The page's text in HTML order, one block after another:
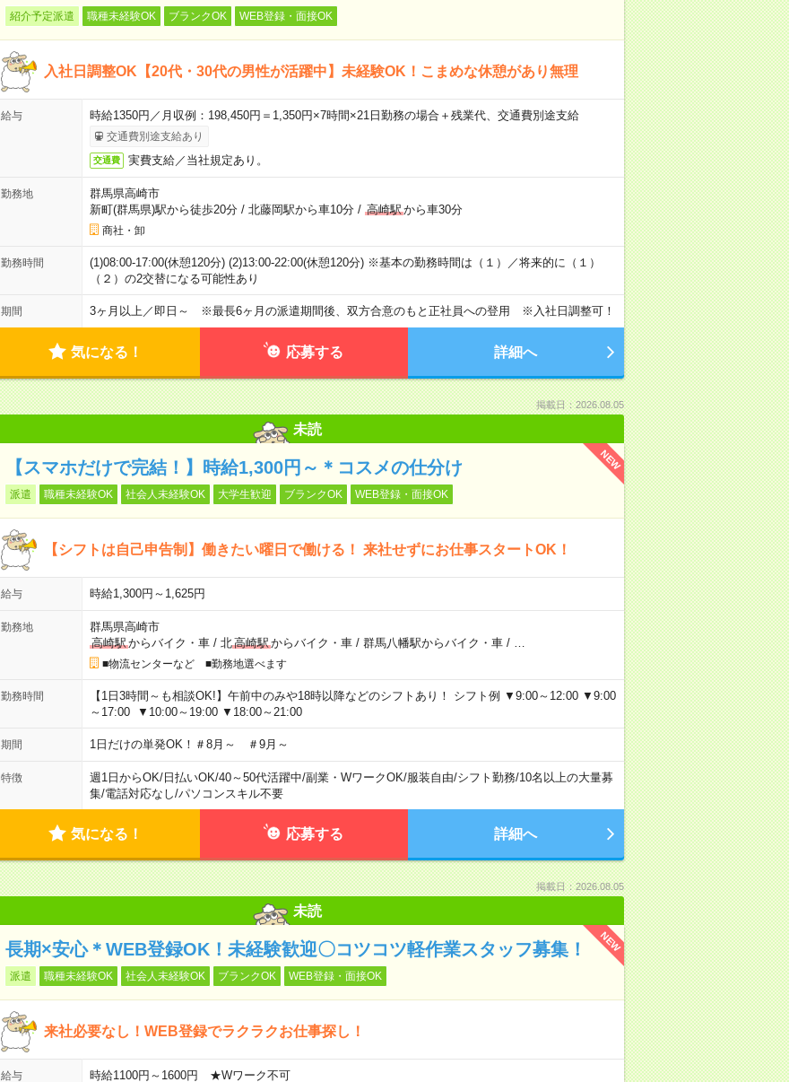
紹介予定派遣 職種未経験OK ブランクOK WEB登録・面接OK
入社日調整OK【20代・30代の男性が活躍中】未経験OK！こまめな休憩があり無理
給与 時給1350円／月収例：198,450円＝1,350円×7時間×21日勤務の場合＋残業代、交通費別途支給
交通費別途支給あり
交通費 実費支給／当社規定あり。
勤務地
群馬県高崎市
新町(群馬県)駅から徒歩20分/ 北藤岡駅から車10分/ 高崎駅から車30分
商社・卸
勤務時間
(1)08:00-17:00(休憩120分) (2)13:00-22:00(休憩120分) ※基本の勤務時間は（１）／将来的に（１）
（２）の2交替になる可能性あり
期間 3ヶ月以上／即日～ ※最長6ヶ月の派遣期間後、双方合意のもと正社員への登用 ※入社日調整可！
気になる！ 応募する 詳細へ
掲載日：2026.08.05
未読
NEW
【スマホだけで完結！】時給1,300円～＊コスメの仕分け
派遣 職種未経験OK 社会人未経験OK 大学生歓迎 ブランクOK WEB登録・面接OK
【シフトは自己申告制】働きたい曜日で働ける！ 来社せずにお仕事スタートOK！
給与 時給1,300円～1,625円
勤務地
群馬県高崎市
高崎駅からバイク・車/ 北高崎駅からバイク・車/ 群馬八幡駅からバイク・車/
■物流センターなど ■勤務地選べます
勤務時間
【1日3時間～も相談OK!】午前中のみや18時以降などのシフトあり！ シフト例 ▼9:00～12:00 ▼9:00
～17:00 ▼10:00～19:00 ▼18:00～21:00
期間 1日だけの単発OK！＃8月～ ＃9月～
特徴 週1日からOK/日払いOK/40～50代活躍中/副業・WワークOK/服装自由/シフト勤務/10名以上の大量募
集/電話対応なし/パソコンスキル不要
気になる！ 応募する 詳細へ
掲載日：2026.08.05
未読
NEW
長期×安心＊WEB登録OK！未経験歓迎〇コツコツ軽作業スタッフ募集！
派遣 職種未経験OK 社会人未経験OK ブランクOK WEB登録・面接OK
来社必要なし！WEB登録でラクラクお仕事探し！
給与 時給1100円～1600円 ★Wワーク不可